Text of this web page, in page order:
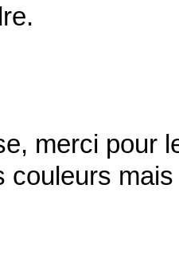
merci pour
couleurs